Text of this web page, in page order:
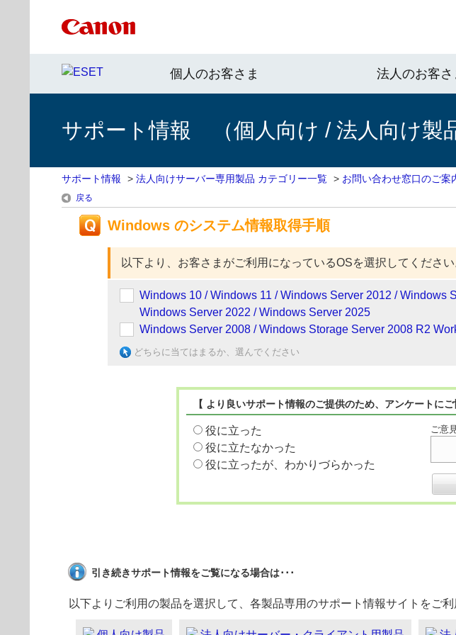
個人のお客さま 法人のお客さ
サポート情報 （個人向け / 法人向け製
サポート情報 > 法人向けサーバー専用製品 カテゴリー一覧 > お問い合わせ窓口のご案
戻る
Windows のシステム情報取得手順
以下より、お客さまがご利用になっているOSを選択してください
Windows 10 / Windows 11 / Windows Server 2012 / Windows
Windows Server 2022 / Windows Server 2025
Windows Server 2008 / Windows Storage Server 2008 R2
どちらに当てはまるか、選んでください
【 より良いサポート情報のご提供のため、アンケートに
役に立った
役に立たなかった
役に立ったが、わかりづらかった
ご意
引き続きサポート情報をご覧になる場合は･･･
以下よりご利用の製品を選択して、各製品専用のサポート情報サイトをご利